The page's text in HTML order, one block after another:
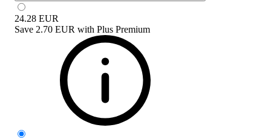
24.28 EUR
Save 2.70 EUR with Plus Premium